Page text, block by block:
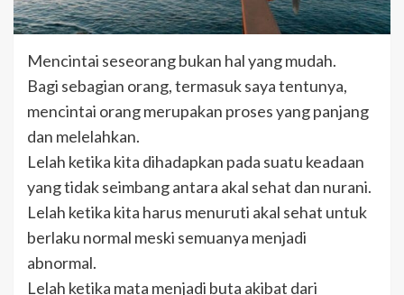
Mencintai seseorang bukan hal yang mudah.
Bagi sebagian orang, termasuk saya tentunya,
mencintai orang merupakan proses yang panjang
dan melelahkan.
Lelah ketika kita dihadapkan pada suatu keadaan
yang tidak seimbang antara akal sehat dan nurani.
Lelah ketika kita harus menuruti akal sehat untuk
berlaku normal meski semuanya menjadi
abnormal.
Lelah ketika mata menjadi buta akibat dari